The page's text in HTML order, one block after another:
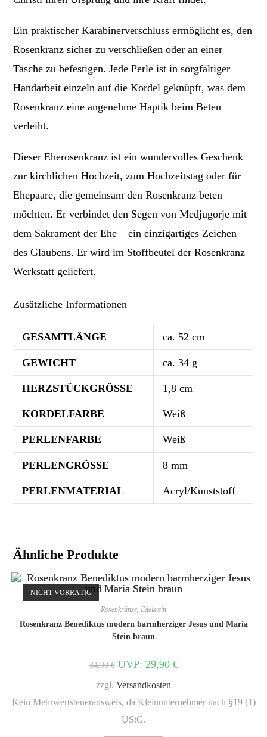
Ein praktischer Karabinerverschluss ermöglicht es, den
Rosenkranz sicher zu verschließen oder an einer
Tasche zu befestigen. Jede Perle ist in sorgfältiger
Handarbeit einzeln auf die Kordel geknüpft, was dem
Rosenkranz eine angenehme Haptik beim Beten
verleiht.
Dieser Eherosenkranz ist ein wundervolles Geschenk
zur kirchlichen Hochzeit, zum Hochzeitstag oder für
Ehepaare, die gemeinsam den Rosenkranz beten
möchten. Er verbindet den Segen von Medjugorje mit
dem Sakrament der Ehe – ein einzigartiges Zeichen
des Glaubens. Er wird im Stoffbeutel der Rosenkranz
Werkstatt geliefert.
Zusätzliche Informationen
GESAMTLÄNGE ca. 52 cm
GEWICHT ca. 34 g
HERZSTÜCKGRÖSSE 1,8 cm
KORDELFARBE Weiß
PERLENFARBE Weiß
PERLENGRÖSSE 8 mm
PERLENMATERIAL Acryl/Kunststoff
Ähnliche Produkte
NICHT VORRÄTIG
Rosenkränze, Edelstein
Rosenkranz Benediktus modern barmherziger Jesus und Maria
Stein braun
34,90€ UVP: 29,90 €
zzgl. Versandkosten
Kein Mehrwertsteuerausweis, da Kleinunternehmer nach §19 (1)
UStG.